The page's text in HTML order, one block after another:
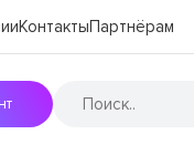
КонтактыПартнёрам